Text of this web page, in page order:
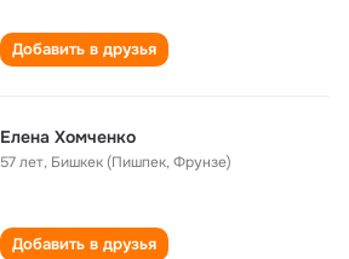
Добавить в друзья
Елена Хомченко
57 лет, Бишкек (Пишпек, Фрунзе)
Добавить в друзья